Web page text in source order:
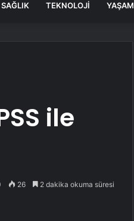
SAĞLIK TEKNOLOJI YAŞAM
ile
26 2 dakika okuma süresi